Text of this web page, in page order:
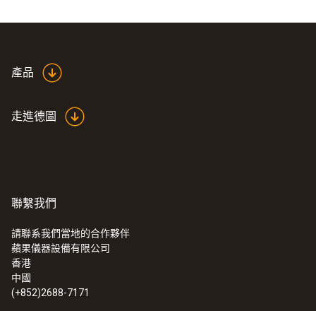
產品
走進德圖
聯繫我們
請聯系我們當地的合作夥伴
蘋果儀器設備有限公司
香港
中國
(+852)2688-7171